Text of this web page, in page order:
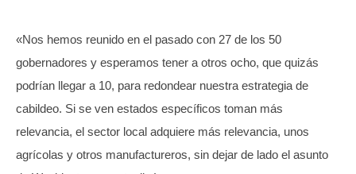
«Nos hemos reunido en el pasado con 27 de los 50
gobernadores y esperamos tener a otros ocho, que quizás
podrían llegar a 10, para redondear nuestra estrategia de
cabildeo. Si se ven estados específicos toman más
relevancia, el sector local adquiere más relevancia, unos
agrícolas y otros manufactureros, sin dejar de lado el asunto